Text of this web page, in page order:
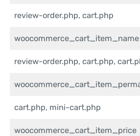
review-order.php, cart.php
woocommerce_cart_item_name
review-order.php, cart.php,
cart.php, mini-cart.php
woocommerce_cart_item_price